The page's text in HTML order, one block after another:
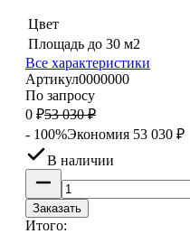
Цвет
Площадь до 30 м2
Все характеристики
Артикул0000000
По запросу
0 ₽53 030 ₽
- 100%Экономия 53 030 ₽
В наличии
Заказать
Итого: